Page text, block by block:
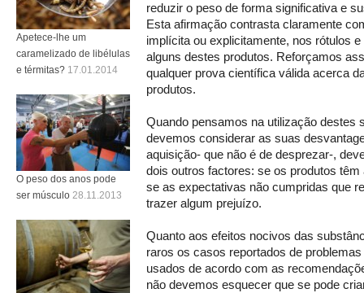
reduzir o peso de forma significativa e
Esta afirmação contrasta claramente
implícita ou explicitamente, nos rótulos
alguns destes produtos. Reforçamos
qualquer prova científica válida acerca
produtos.
Quando pensamos na utilização destes
devemos considerar as suas
aquisição- que não é de desprezar-,
dois outros factores: se os produtos
se as expectativas não cumpridas que
trazer algum prejuízo.
Quanto aos efeitos nocivos das
raros os casos reportados de
usados de acordo com as
não devemos esquecer que se pode
Apetece-lhe um
caramelizado de libélulas
e térmitas? 17.01.2014
O peso dos anos pode
ser músculo 28.11.2013